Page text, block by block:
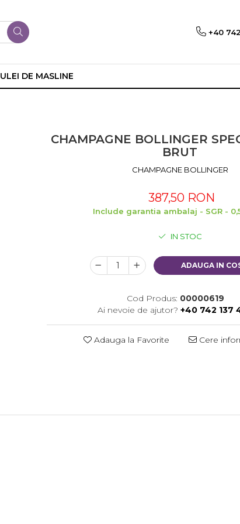
+40
ULEI DE MASLINE
CHAMPAGNE BOLLINGER
BRUT
CHAMPAGNE BOLLINGER
387,50 RON
Include garantia ambalaj - SGR -
IN STOC
ADAUGA IN
Cod Produs: 00000619
Ai nevoie de ajutor? +40 742 137
Adauga la Favorite Cere